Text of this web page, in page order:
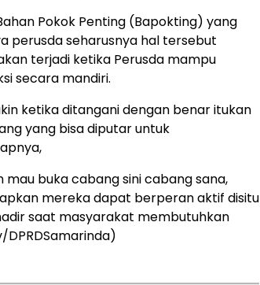
Pokok Penting (Bapokting) yang
perusda seharusnya hal tersebut
terjadi ketika Perusda mampu
secara mandiri.
ketika ditangani dengan benar itukan
yang bisa diputar untuk
mau buka cabang sini cabang sana,
mereka dapat berperan aktif disitu
saat masyarakat membutuhkan
DPRDSamarinda)